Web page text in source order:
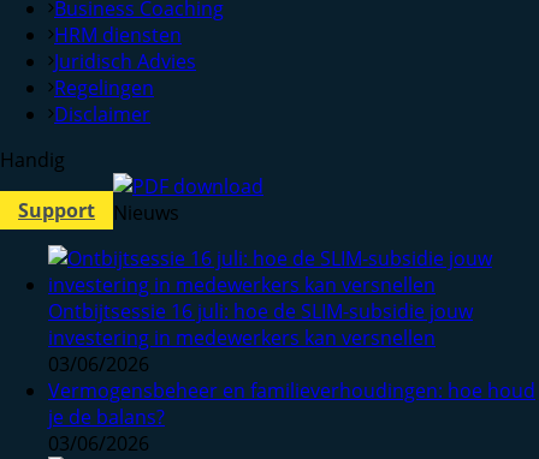
Business Coaching
HRM diensten
Juridisch Advies
Regelingen
Disclaimer
Handig
Support
Nieuws
Ontbijtsessie 16 juli: hoe de SLIM-subsidie jouw
investering in medewerkers kan versnellen
03/06/2026
Vermogensbeheer en familieverhoudingen: hoe houd
je de balans?
03/06/2026